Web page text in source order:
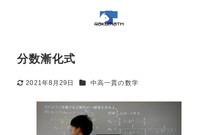
分数漸化式
更新日
2021年8月29日 カテゴリー
中高一貫の数学